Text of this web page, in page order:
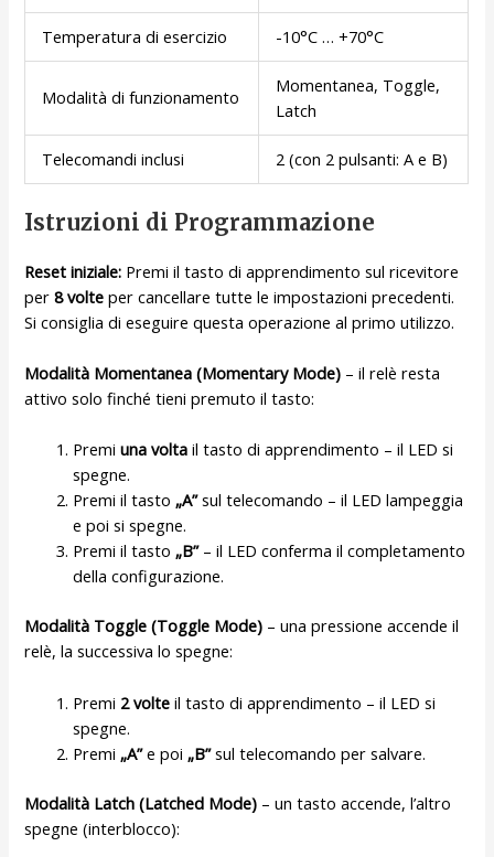
Temperatura di esercizio -10°C … +70°C
Modalità di funzionamento
Momentanea, Toggle,
Latch
Telecomandi inclusi 2 (con 2 pulsanti: A e B)
Istruzioni di Programmazione
Reset iniziale: Premi il tasto di apprendimento sul ricevitore
per8 volte per cancellare tutte le impostazioni precedenti.
Si consiglia di eseguire questa operazione al primo utilizzo.
Modalità Momentanea (Momentary Mode) – il relè resta
attivo solo finché tieni premuto il tasto:
Premiuna volta il tasto di apprendimento – il LED si
spegne.
Premi il tasto „A”sul telecomando – il LED lampeggia
e poi si spegne.
Premi il tasto „B”– il LED conferma il completamento
della configurazione.
Modalità Toggle (Toggle Mode) – una pressione accende il
relè, la successiva lo spegne:
Premi 2 volte il tasto di apprendimento – il LED si
spegne.
Premi „A”e poi „B”sul telecomando per salvare.
Modalità Latch (Latched Mode) – un tasto accende, l’altro
spegne (interblocco):